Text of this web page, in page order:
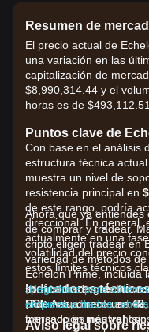
Resumen de
El precio actual de
una variación en las
capitalización de
$8,990,314.44 y el
horas es de $493,112.51.
Puntos clave de
Con base en el análisis
estructura técnica
muestra un nivel de
resistencia principal en
de este rango, podría
direccional. En general,
actualmente en una
volatilidad del precio
estos límites técnicos
Indicadores
RSI:Actualmente en48
mercado esneutralcon
Ahora que ya entiendes
de comprar y tradear.
cripto eligen tradear en
variedad de métodos
Echelon Prime, incluida
spot, el trading de
¡Además, ofrece una
transacción más
¡Regístrate para
empieza a tradear
Aviso legal sobre